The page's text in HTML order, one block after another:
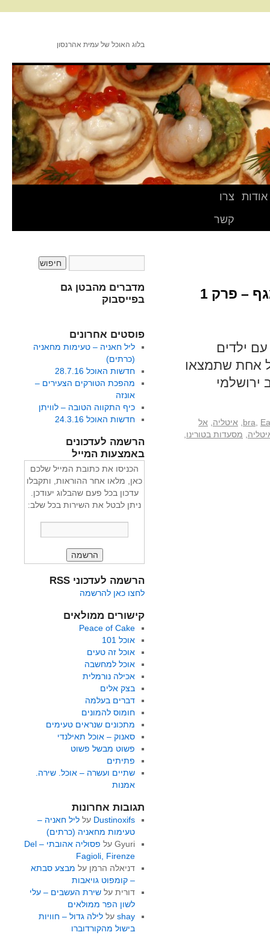
בלוג האוכל של עמית אהרנסון
אודות
צרו
קשר
– פרק 1
ילדים
אחת שתמצאו
ירושלמי
bra איטליה
אל
מסעדות בטורינו
מדברים מהבטן גם
בפייסבוק
פוסטים אחרונים
ליל חאניה – טעימות מחאניה
(כרתים)
חדשות האוכל 28.7.16
מהפכת הטורקים הצעירים –
אונזה
כיף התקווה הטובה – לוויתן
חדשות האוכל 24.3.16
הרשמה לעדכונים
באמצעות המייל
הכניסו את כתובת המייל שלכם
כאן, מלאו אחר ההוראות, ותקבלו
עדכון בכל פעם שהבלוג יעודכן.
ניתן לבטל את השירות בכל שלב:
הרשמה לעדכוני RSS
לחצו כאן להרשמה
קישורים ממולאים
Peace of Cake
אוכל 101
אוכל זה טעים
אוכל למחשבה
אכילה נורמלית
בצק אלים
דברים בעלמה
חומוס להמונים
מתכונים שנראים טעימים
סאנוק – אוכל תאילנדי
פשוט מבשל פשוט
פתיתים
שתיים ועשרה – אוכל. שירה.
אמנות
תגובות אחרונות
Dustinoxifs על ליל חאניה –
טעימות מחאניה (כרתים)
Gyuriעל
פסוליה אהובתי – Del
Fagioli, Firenze
דניאלה הרמן על מבצע סבתא
– קומפוט גויאבות
דוריתעל שירת העשבים – עלי
לשון הפר ממולאים
shayעל לילה גדול – חוויות
בישול מהקורדוברו